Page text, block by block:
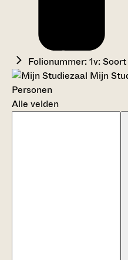
Folionummer: 1v:
Mijn
Personen
Alle velden